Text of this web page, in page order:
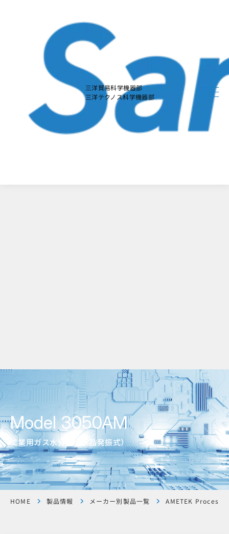
三洋貿易科学機器部
三洋テクノス科学機器部
Model 3050AM
工業用ガス水分計（水晶発振式）
HOME 製品情報 メーカー別製品一覧 AMETEK Process